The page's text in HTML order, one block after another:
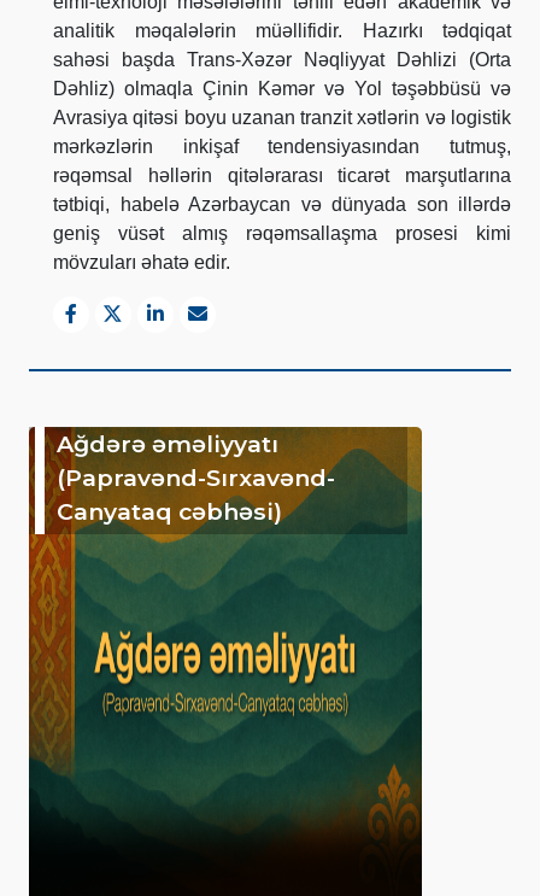
analitik məqalələrin müəllifidir. Hazırkı tədqiqat
sahəsi başda Trans-Xəzər Nəqliyyat Dəhlizi (Orta
Dəhliz) olmaqla Çinin Kəmər və Yol təşəbbüsü və
Avrasiya qitəsi boyu uzanan tranzit xətlərin və logistik
mərkəzlərin inkişaf tendensiyasından tutmuş,
rəqəmsal həllərin qitələrarası ticarət marşutlarına
tətbiqi, habelə Azərbaycan və dünyada son illərdə
geniş vüsət almış rəqəmsallaşma prosesi kimi
mövzuları əhatə edir.
Ağdərə əməliyyatı
(Papravənd-Sırxavənd-
Canyataq cəbhəsi)